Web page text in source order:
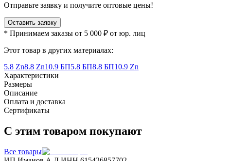
Отправьте заявку и получите оптовые цены!
Оставить заявку
* Принимаем заказы от 5 000 ₽ от юр. лиц
Этот товар в других материалах:
5.8 Zn8.8 Zn10.9 БП5.8 БП8.8 БП10.9 Zn
Характеристики
Размеры
Описание
Оплата и доставка
Сертификаты
С этим товаром покупают
Все товары